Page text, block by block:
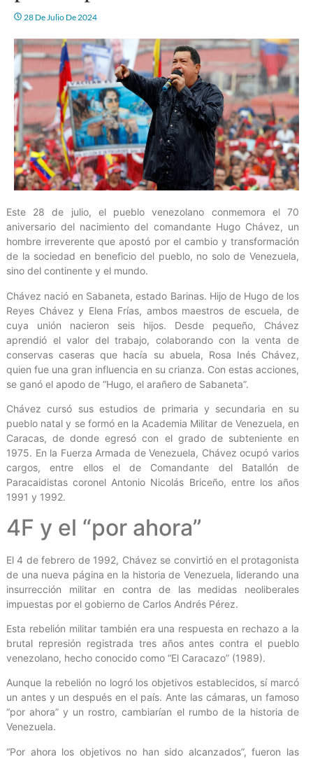
28 De Julio De 2024
Este 28 de julio, el pueblo venezolano conmemora el 70
aniversario del nacimiento del comandante Hugo Chávez, un
hombre irreverente que apostó por el cambio y transformación
de la sociedad en beneficio del pueblo, no solo de Venezuela,
sino del continente y el mundo.
Chávez nació en Sabaneta, estado Barinas. Hijo de Hugo de los
Reyes Chávez y Elena Frías, ambos maestros de escuela, de
cuya unión nacieron seis hijos. Desde pequeño, Chávez
aprendió el valor del trabajo, colaborando con la venta de
conservas caseras que hacía su abuela, Rosa Inés Chávez,
quien fue una gran influencia en su crianza. Con estas acciones,
se ganó el apodo de “Hugo, el arañero de Sabaneta”.
Chávez cursó sus estudios de primaria y secundaria en su
pueblo natal y se formó en la Academia Militar de Venezuela, en
Caracas, de donde egresó con el grado de subteniente en
1975. En la Fuerza Armada de Venezuela, Chávez ocupó varios
cargos, entre ellos el de Comandante del Batallón de
Paracaidistas coronel Antonio Nicolás Briceño, entre los años
1991 y 1992.
4F y el “por ahora”
El 4 de febrero de 1992, Chávez se convirtió en el protagonista
de una nueva página en la historia de Venezuela, liderando una
insurrección militar en contra de las medidas neoliberales
impuestas por el gobierno de Carlos Andrés Pérez.
Esta rebelión militar también era una respuesta en rechazo a la
brutal represión registrada tres años antes contra el pueblo
venezolano, hecho conocido como “El Caracazo” (1989).
Aunque la rebelión no logró los objetivos establecidos, sí marcó
un antes y un después en el país. Ante las cámaras, un famoso
“por ahora” y un rostro, cambiarían el rumbo de la historia de
Venezuela.
“Por ahora los objetivos no han sido alcanzados”, fueron las